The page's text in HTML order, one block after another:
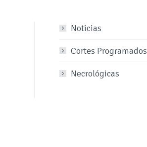
Noticias
Cortes Programados
Necrológicas